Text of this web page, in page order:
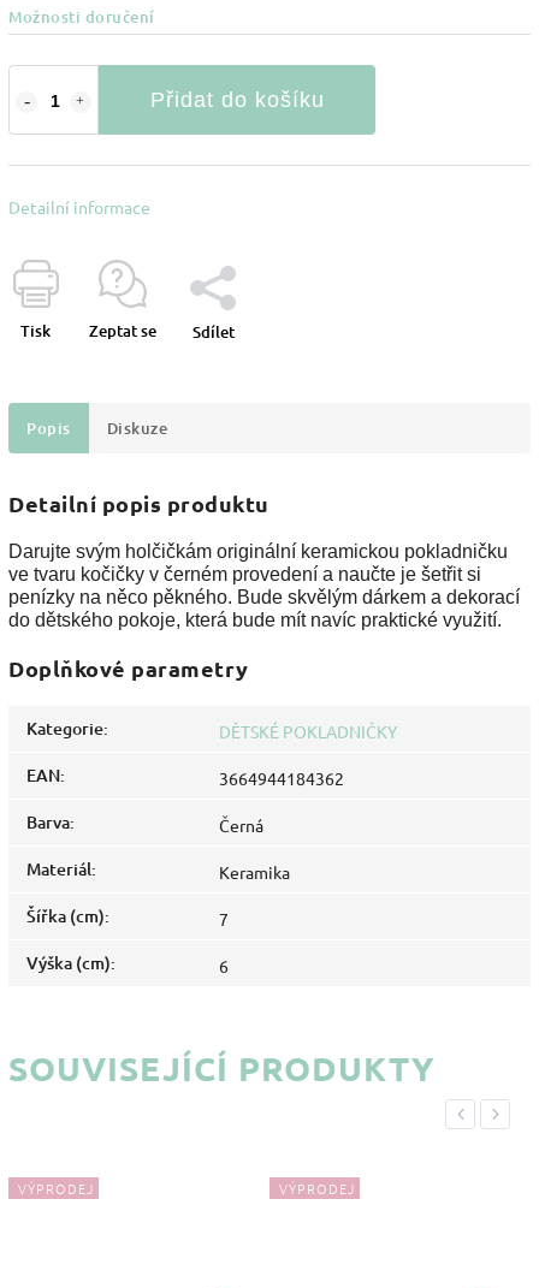
Možnosti doručení
Přidat do košíku
Detailní informace
Tisk Zeptat se Sdílet
Popis Diskuze
Detailní popis produktu
Darujte svým holčičkám originální keramickou pokladničku
ve tvaru kočičky v černém provedení a naučte je šetřit si
penízky na něco pěkného. Bude skvělým dárkem a dekorací
do dětského pokoje, která bude mít navíc praktické využití.
Doplňkové parametry
Kategorie: DĚTSKÉ POKLADNIČKY
EAN: 3664944184362
Barva: Černá
Materiál: Keramika
Šířka (cm): 7
Výška (cm): 6
SOUVISEJÍCÍ PRODUKTY
Previous
VÝPRODEJ VÝPRODEJ
Next